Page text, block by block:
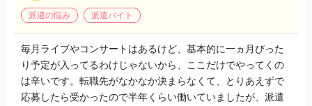
ですよね。上限金額も低いっていう……。私は交通費の範囲
内の会場を選んで行っていましたが。
私はここで働くのがメインじゃなくて転職先探し中にちょこ
っと行っただけですが、アルバイトに行く人大学生くらいの
子が多かった印象があります。
派遣の悩み 派遣バイト
毎月ライブやコンサートはあるけど、基本的に一ヵ月びった
り予定が入ってるわけじゃないから、ここだけでやってくの
は辛いです。転職先がなかなか決まらなくて、とりあえずで
応募したら受かったので半年くらい働いていましたが、派遣